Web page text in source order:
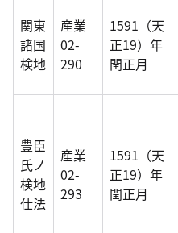
関東
諸国
検地
産業
02-
290
1591（天
正19）年
閏正月
豊臣
氏ノ
検地
仕法
産業
02-
293
1591（天
正19）年
閏正月